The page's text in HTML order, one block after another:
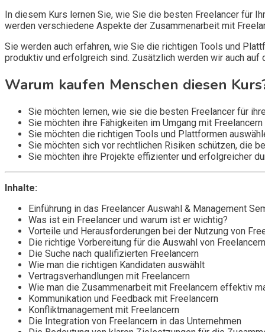
In diesem Kurs lernen Sie, wie Sie die besten Freelancer für
werden verschiedene Aspekte der Zusammenarbeit mit
Sie werden auch erfahren, wie Sie die richtigen Tools und
produktiv und erfolgreich sind. Zusätzlich werden wir auch
Warum kaufen Menschen diesen
Sie möchten lernen, wie sie die besten Freelancer für
Sie möchten ihre Fähigkeiten im Umgang mit
Sie möchten die richtigen Tools und Plattformen
Sie möchten sich vor rechtlichen Risiken schützen, die
Sie möchten ihre Projekte effizienter und erfolgreicher
Inhalte:
Einführung in das Freelancer Auswahl & Management
Was ist ein Freelancer und warum ist er wichtig?
Vorteile und Herausforderungen bei der Nutzung von
Die richtige Vorbereitung für die Auswahl von Freelancern
Die Suche nach qualifizierten Freelancern
Wie man die richtigen Kandidaten auswählt
Vertragsverhandlungen mit Freelancern
Wie man die Zusammenarbeit mit Freelancern effektiv
Kommunikation und Feedback mit Freelancern
Konfliktmanagement mit Freelancern
Die Integration von Freelancern in das Unternehmen